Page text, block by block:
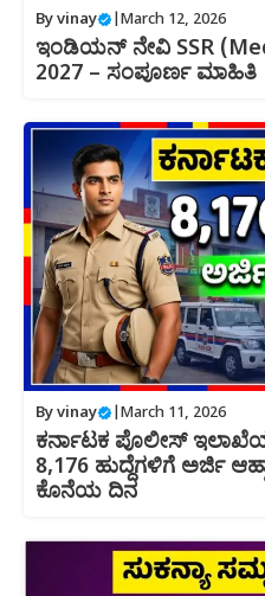
Byvinay March 12, 2026
ಇಂಡಿಯನ್ ನೇವಿ SSR
2027 – ಸಂಪೂರ್ಣ ಮಾಹಿತಿ
Byvinay March 11, 2026
ಕರ್ನಾಟಕ ಪೊಲೀಸ್
8,176 ಹುದ್ದೆಗಳಿಗೆ ಅರ್ಜಿ
ಕೊನೆಯ ದಿನ